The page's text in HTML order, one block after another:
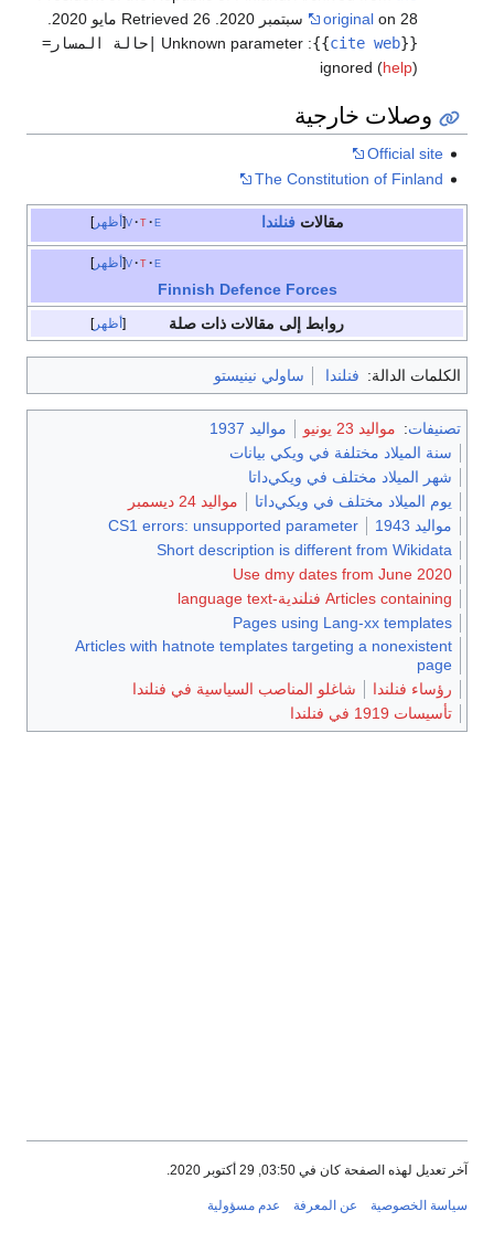
original on 28 سبتمبر 2020 . Retrieved 26 مايو 2020
.
{{
cite web
}}
:
Unknown parameter
|حالة المسار=
ignored (help)
وصلات خارجية
Official site
The Constitution of Finland
أظهر v t e مقالات فنلندا
أظهر v t e
Finnish Defence Forces
أظهر روابط إلى مقالات ذات صلة
الكلمات الدالة: فنلندا ساولي نينيستو
تصنيفات: مواليد 23 يونيو
مواليد 1937
سنة الميلاد مختلفة في ويكي بيانات
شهر الميلاد مختلف في ويكي‌داتا
يوم الميلاد مختلف في ويكي‌داتا
مواليد 24 ديسمبر
مواليد 1943
CS1 errors: unsupported parameter
Short description is different from Wikidata
Use dmy dates from June 2020
Articles containing فنلندية-language text
Pages using Lang-xx templates
Articles with hatnote templates targeting a nonexistent
page
رؤساء فنلندا
شاغلو المناصب السياسية في فنلندا
تأسيسات 1919 في فنلندا
آخر تعديل لهذه الصفحة كان في 03:50, 29 أكتوبر 2020.
سياسة الخصوصية عن المعرفة عدم مسؤولية